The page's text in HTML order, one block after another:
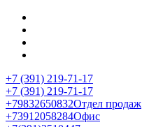
+7 (391) 219-71-17
+7 (391) 219-71-17
+79832650832Отдел продаж
+73912058284Офис